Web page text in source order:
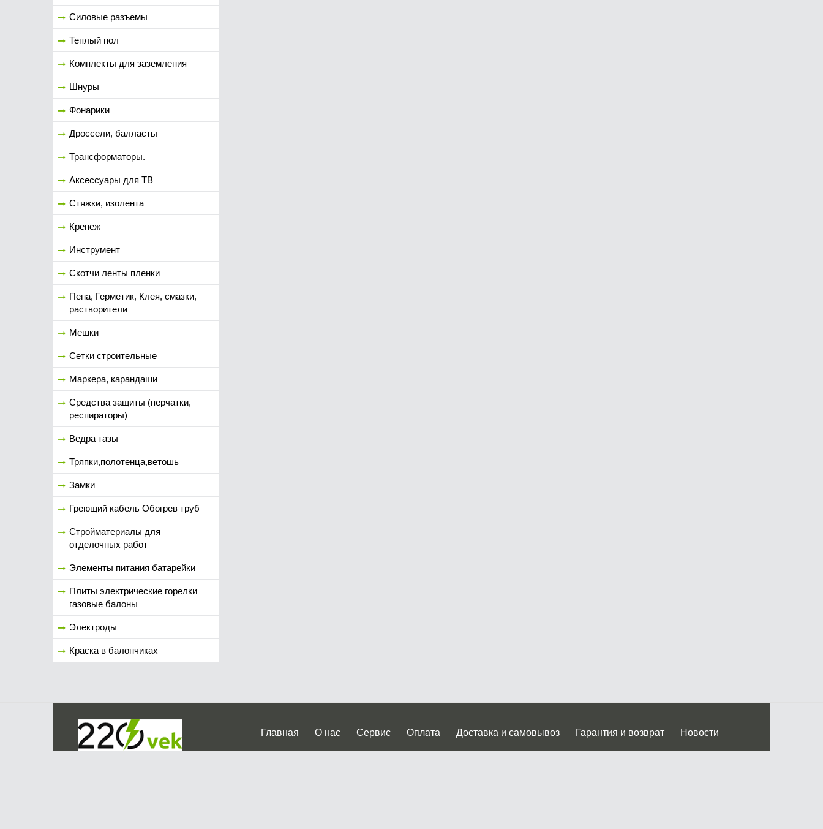
Силовые разъемы
Теплый пол
Комплекты для заземления
Шнуры
Фонарики
Дроссели, балласты
Трансформаторы.
Аксессуары для ТВ
Стяжки, изолента
Крепеж
Инструмент
Скотчи ленты пленки
Пена, Герметик, Клея, смазки,
растворители
Мешки
Сетки строительные
Маркера, карандаши
Средства защиты (перчатки,
респираторы)
Ведра тазы
Тряпки,полотенца,ветошь
Замки
Греющий кабель Обогрев труб
Стройматериалы для
отделочных работ
Элементы питания батарейки
Плиты электрические горелки
газовые балоны
Электроды
Краска в балончиках
Главная О нас Сервис Оплата Доставка и самовывоз Гарантия и возврат Новости